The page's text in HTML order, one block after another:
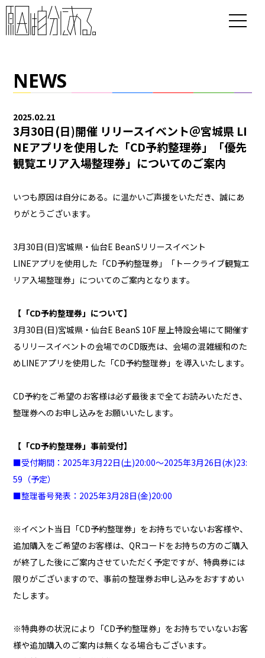
NEWS
2025.02.21
3月30日(日)開催 リリースイベント＠宮城県 LI
NEアプリを使用した「CD予約整理券」「優先
観覧エリア入場整理券」についてのご案内
いつも原因は自分にある。に温かいご声援をいただき、誠にあ
りがとうございます。
3月30日(日)宮城県・仙台E BeanSリリースイベント
LINEアプリを使用した「CD予約整理券」「トークライブ観覧エ
リア入場整理券」についてのご案内となります。
【「CD予約整理券」について】
3月30日(日)宮城県・仙台E BeanS 10F 屋上特設会場にて開催す
るリリースイベントの会場でのCD販売は、会場の混雑緩和のた
めLINEアプリを使用した「CD予約整理券」を導入いたします。
CD予約をご希望のお客様は必ず最後まで全てお読みいただき、
整理券へのお申し込みをお願いいたします。
【「CD予約整理券」事前受付】
■受付期間：2025年3月22日(土)20:00～2025年3月26日(水)23:
59（予定）
■整理番号発表：2025年3月28日(金)20:00
※イベント当日「CD予約整理券」をお持ちでいないお客様や、
追加購入をご希望のお客様は、QRコードをお持ちの方のご購入
が終了した後にご案内させていただく予定ですが、特典券には
限りがございますので、事前の整理券お申し込みをおすすめい
たします。
※特典券の状況により「CD予約整理券」をお持ちでいないお客
様や追加購入のご案内は無くなる場合もございます。